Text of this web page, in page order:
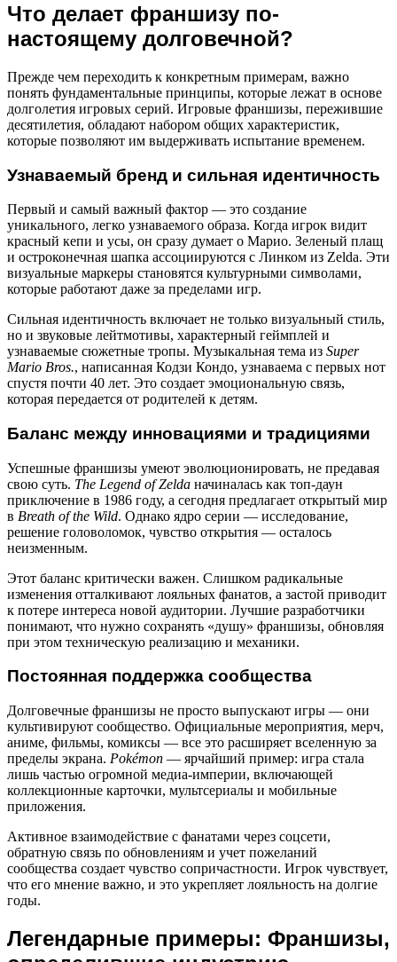
Что делает франшизу по-
настоящему долговечной?
Прежде чем переходить к конкретным примерам, важно
понять фундаментальные принципы, которые лежат в основе
долголетия игровых серий. Игровые франшизы, пережившие
десятилетия, обладают набором общих характеристик,
которые позволяют им выдерживать испытание временем.
Узнаваемый бренд и сильная идентичность
Первый и самый важный фактор — это создание
уникального, легко узнаваемого образа. Когда игрок видит
красный кепи и усы, он сразу думает о Марио. Зеленый плащ
и остроконечная шапка ассоциируются с Линком из Zelda. Эти
визуальные маркеры становятся культурными символами,
которые работают даже за пределами игр.
Сильная идентичность включает не только визуальный стиль,
но и звуковые лейтмотивы, характерный геймплей и
узнаваемые сюжетные тропы. Музыкальная тема из Super
Mario Bros., написанная Кодзи Кондо, узнаваема с первых нот
спустя почти 40 лет. Это создает эмоциональную связь,
которая передается от родителей к детям.
Баланс между инновациями и традициями
Успешные франшизы умеют эволюционировать, не предавая
свою суть. The Legend of Zelda начиналась как топ-даун
приключение в 1986 году, а сегодня предлагает открытый мир
в Breath of the Wild. Однако ядро серии — исследование,
решение головоломок, чувство открытия — осталось
неизменным.
Этот баланс критически важен. Слишком радикальные
изменения отталкивают лояльных фанатов, а застой приводит
к потере интереса новой аудитории. Лучшие разработчики
понимают, что нужно сохранять «душу» франшизы, обновляя
при этом техническую реализацию и механики.
Постоянная поддержка сообщества
Долговечные франшизы не просто выпускают игры — они
культивируют сообщество. Официальные мероприятия, мерч,
аниме, фильмы, комиксы — все это расширяет вселенную за
пределы экрана. Pokémon — ярчайший пример: игра стала
лишь частью огромной медиа-империи, включающей
коллекционные карточки, мультсериалы и мобильные
приложения.
Активное взаимодействие с фанатами через соцсети,
обратную связь по обновлениям и учет пожеланий
сообщества создает чувство сопричастности. Игрок чувствует,
что его мнение важно, и это укрепляет лояльность на долгие
годы.
Легендарные примеры: Франшизы,